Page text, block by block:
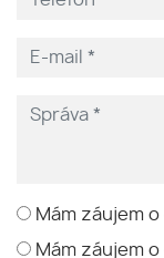
Mám záujem
Mám záujem